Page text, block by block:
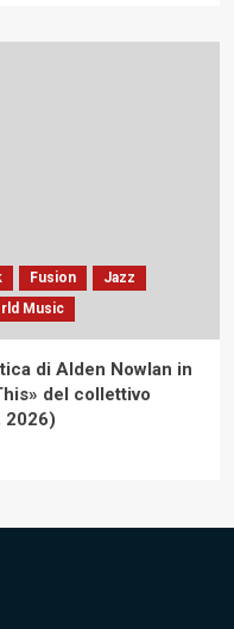
Fusion
Jazz
Music
di Alden Nowlan in
del collettivo
2026)